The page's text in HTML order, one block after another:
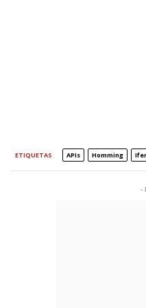
ETIQUETAS APIs Homming
-